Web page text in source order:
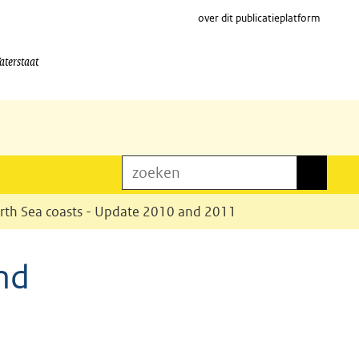
over dit publicatieplatform
zoeken
Sea coasts - Update 2010 and 2011